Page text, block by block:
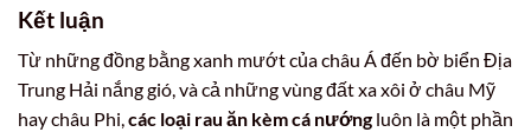
Kết luận
Từ những đồng bằng xanh mướt của châu Á đến bờ biển Địa
Trung Hải nắng gió, và cả những vùng đất xa xôi ở châu Mỹ
hay châu Phi,các loại rau ăn kèm cá nướngluôn là một phần